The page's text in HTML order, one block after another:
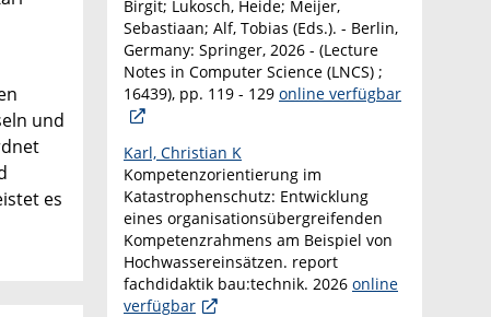
und
es
Birgit; Lukosch, Heide; Meijer,
Sebastiaan; Alf, Tobias (Eds.). - Berlin,
Germany: Springer, 2026 - (Lecture
Notes in Computer Science (LNCS) ;
16439), pp. 119 - 129 online verfügbar
Karl, Christian K
Kompetenzorientierung im
Katastrophenschutz: Entwicklung
eines organisationsübergreifenden
Kompetenzrahmens am Beispiel von
Hochwassereinsätzen. report
fachdidaktik bau:technik. 2026 online
verfügbar